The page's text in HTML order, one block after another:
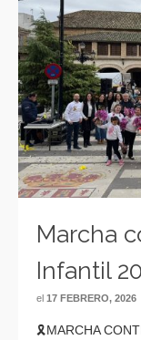
Marcha
Infantil
el 17 FEBRERO, 2026
🎗MARCHA